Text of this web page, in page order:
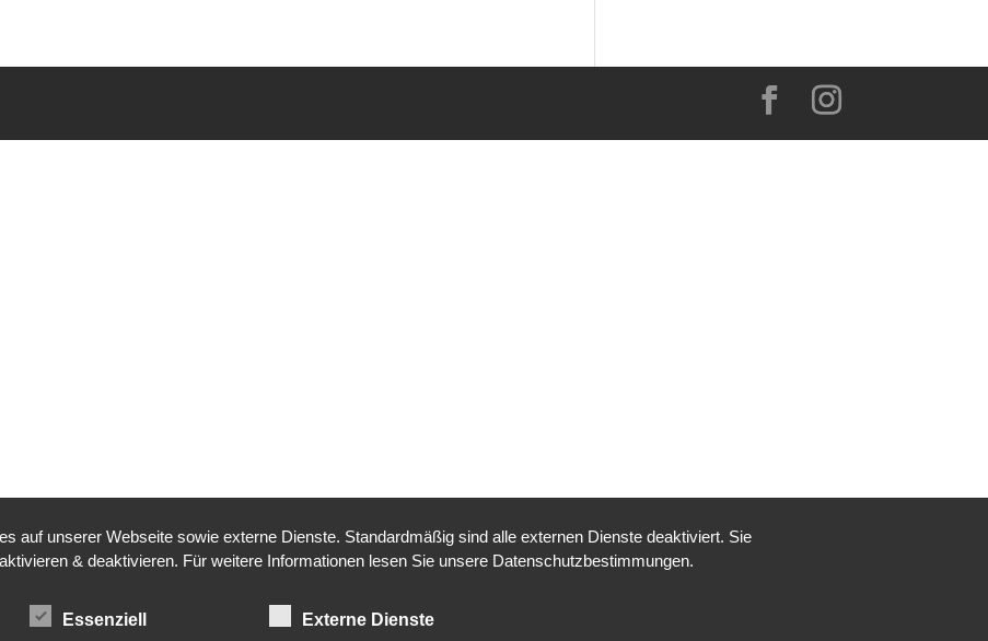
auf unserer Webseite sowie externe Dienste. Standardmäßig sind alle externen Dienste deaktiviert. Sie
& deaktivieren. Für weitere Informationen lesen Sie unsere Datenschutzbestimmungen.
Essenziell Externe Dienste